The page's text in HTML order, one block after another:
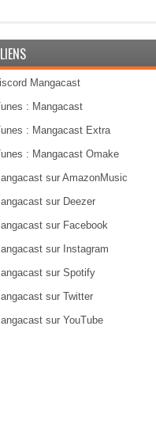
LIENS
Mangacast
: Mangacast
: Mangacast Extra
: Mangacast Omake
sur AmazonMusic
sur Deezer
sur Facebook
sur Instagram
sur Spotify
sur Twitter
sur YouTube